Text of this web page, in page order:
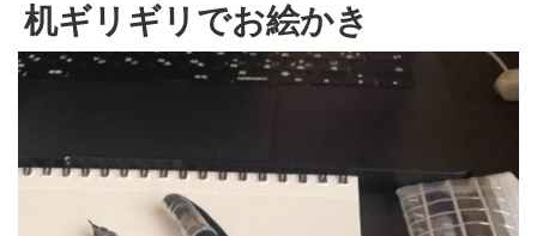
机ギリギリでお絵かき